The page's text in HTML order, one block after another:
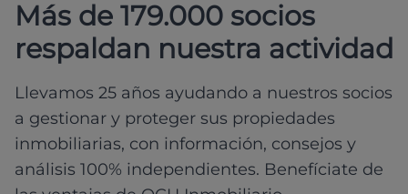
Más de 179.000 socios
respaldan nuestra actividad
Llevamos 25 años ayudando a nuestros socios
a gestionar y proteger sus propiedades
inmobiliarias, con información, consejos y
análisis 100% independientes. Benefíciate de